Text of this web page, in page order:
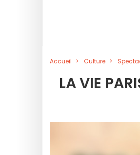
Accueil Culture
LA VIE